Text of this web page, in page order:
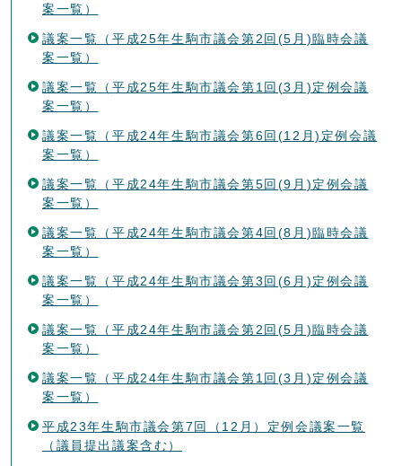
案一覧）
議案一覧（平成25年生駒市議会第2回(5月)臨時会議
案一覧）
議案一覧（平成25年生駒市議会第1回(3月)定例会議
案一覧）
議案一覧（平成24年生駒市議会第6回(12月)定例会議
案一覧）
議案一覧（平成24年生駒市議会第5回(9月)定例会議
案一覧）
議案一覧（平成24年生駒市議会第4回(8月)臨時会議
案一覧）
議案一覧（平成24年生駒市議会第3回(6月)定例会議
案一覧）
議案一覧（平成24年生駒市議会第2回(5月)臨時会議
案一覧）
議案一覧（平成24年生駒市議会第1回(3月)定例会議
案一覧）
平成23年生駒市議会第7回（12月）定例会議案一覧
（議員提出議案含む）